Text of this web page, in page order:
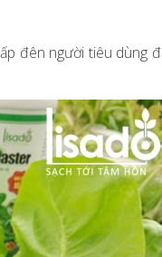
đên người tiêu dùng